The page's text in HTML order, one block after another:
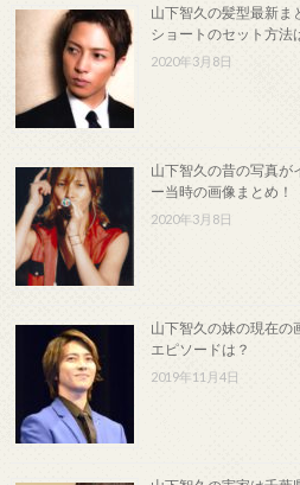
山下智久の髪型最新ま
ショートのセット方法
2020年3月8日
山下智久の昔の写真が
ー当時の画像まとめ！
2020年3月8日
山下智久の妹の現在の
エピソードは？
2019年11月4日